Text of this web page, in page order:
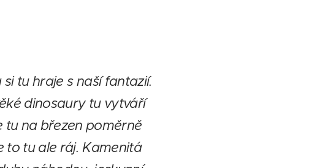
tu hraje s naší fantazií.
dinosaury tu vytváří
tu na březen poměrně
to tu ale ráj. Kamenitá